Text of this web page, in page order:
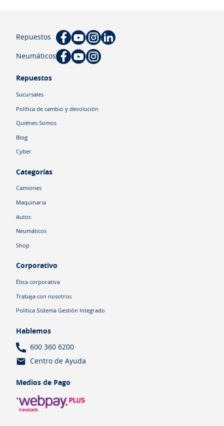
Repuestos
Neumáticos
Repuestos
Sucursales
Política de cambio y devolución
Quiénes Somos
Blog
Cyber
Categorías
Camiones
Maquinaria
Autos
Neumáticos
Shop
Corporativo
Ética corporativa
Trabaja con nosotros
Política Sistema Gestión Integrado
Hablemos
600 360 6200
Centro de Ayuda
Medios de Pago